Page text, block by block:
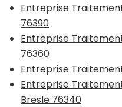
Entreprise
76390
Entreprise
76360
Entreprise
Entreprise
Bresle 76340